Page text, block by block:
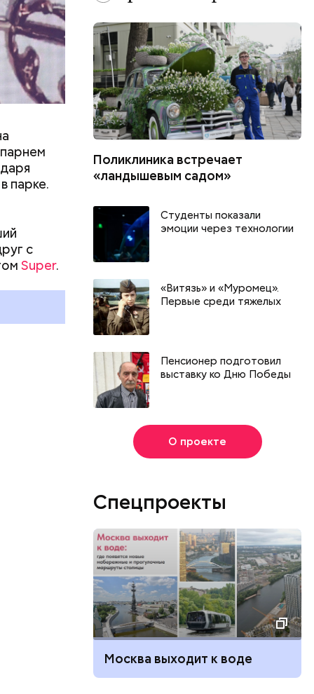
парке.
с
Super.
Поликлиника встречает
«ландышевым садом»
Студенты показали
эмоции через технологии
«Витязь» и «Муромец».
Первые среди тяжелых
Пенсионер подготовил
выставку ко Дню Победы
О проекте
Спецпроекты
Москва выходит к воде